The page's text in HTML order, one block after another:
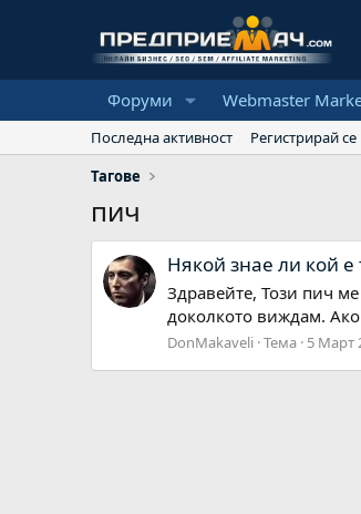
Форуми Webmaster
Последна активност
Регистрирай се
Тагове
пич
Някой знае ли кой е
Здравейте, Този пич
доколкото виждам.
DonMakaveli Тема 5 Март